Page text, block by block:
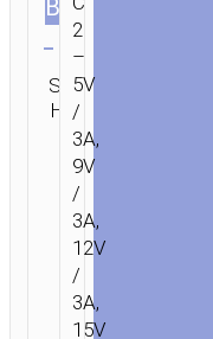
ВИЛКИ
SKU:
Н/Д
Категория:
2
–
5V
/
3A,
9V
/
3A,
12V
/
3A,
15V